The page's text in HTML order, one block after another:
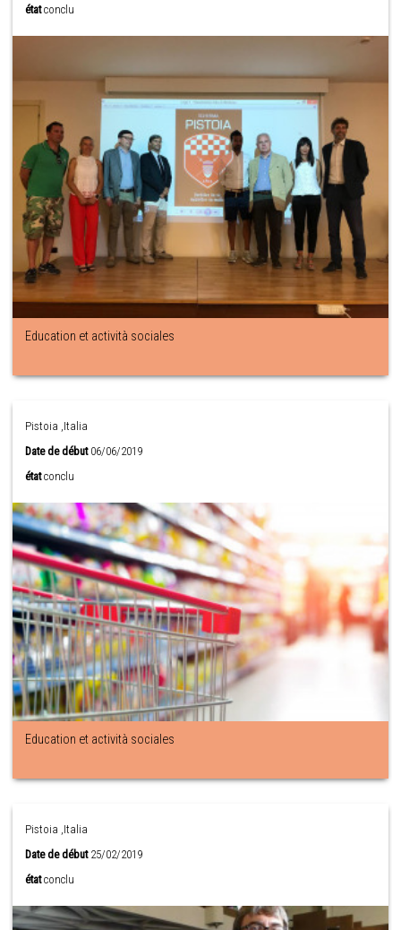
état conclu
Education et actività sociales
Pistoia ,Italia
Date de début06/06/2019
état conclu
Education et actività sociales
Pistoia ,Italia
Date de début25/02/2019
état conclu